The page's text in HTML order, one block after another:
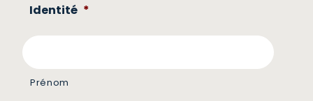
Identité *
Prénom